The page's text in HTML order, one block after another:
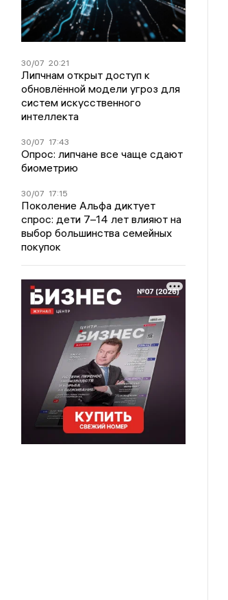
30/07 20:21
Липчнам открыт доступ к
обновлённой модели угроз для
систем искусственного
интеллекта
30/07 17:43
Опрос: липчане все чаще сдают
биометрию
30/07 17:15
Поколение Альфа диктует
спрос: дети 7–14 лет влияют на
выбор большинства семейных
покупок